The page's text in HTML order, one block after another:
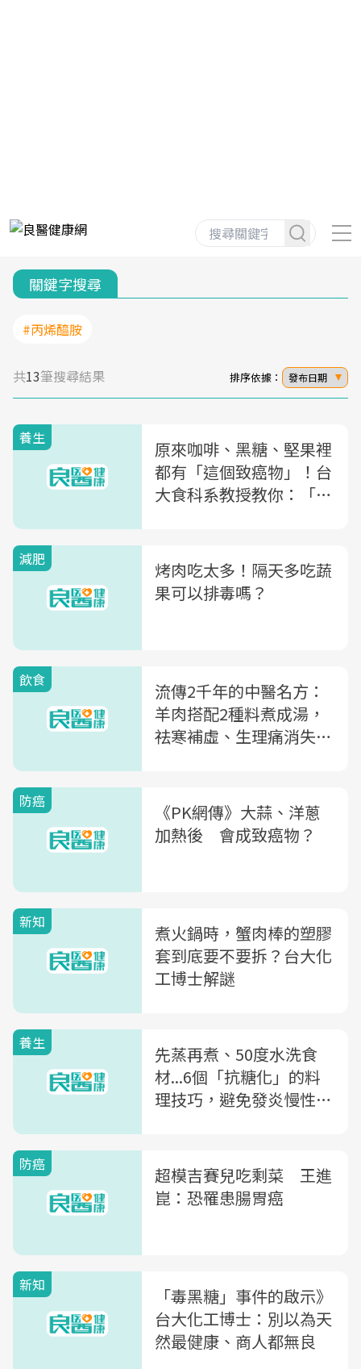
關鍵字搜尋
#丙烯醯胺
共13筆搜尋結果 排序依據： 發布日期
養生
原來咖啡、黑糖、堅果裡
都有「這個致癌物」！台
大食科系教授教你：「吃
減肥
烤肉吃太多！隔天多吃蔬
果可以排毒嗎？
飲食
流傳2千年的中醫名方：
羊肉搭配2種料煮成湯，
祛寒補虛、生理痛消失
防癌
《PK網傳》大蒜、洋蔥
加熱後 會成致癌物？
新知
煮火鍋時，蟹肉棒的塑膠
套到底要不要拆？台大化
工博士解謎
養生
先蒸再煮、50度水洗食
材...6個「抗糖化」的料
理技巧，避免發炎慢性病
防癌
超模吉賽兒吃剩菜 王進
崑：恐罹患腸胃癌
新知
「毒黑糖」事件的啟示》
台大化工博士：別以為天
然最健康、商人都無良